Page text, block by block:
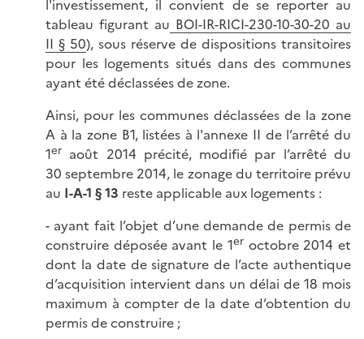
l'investissement, il convient de se reporter au
tableau figurant au BOI-IR-RICI-230-10-30-20 au
II § 50), sous réserve de dispositions transitoires
pour les logements situés dans des communes
ayant été déclassées de zone.
Ainsi, pour les communes déclassées de la zone
A à la zone B1, listées à l'annexe II de l’arrêté du
1er août 2014 précité, modifié par l’arrêté du
30 septembre 2014, le zonage du territoire prévu
au I-A-1 § 13 reste applicable aux logements :
- ayant fait l’objet d’une demande de permis de
construire déposée avant le 1eroctobre 2014 et
dont la date de signature de l’acte authentique
d’acquisition intervient dans un délai de 18 mois
maximum à compter de la date d’obtention du
permis de construire ;